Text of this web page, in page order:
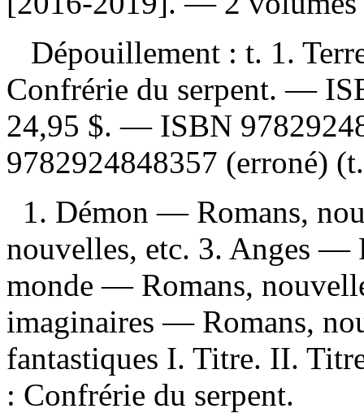
Dépouillement : t. 1.
Confrérie du serpent. —
24,95 $. — ISBN
9782924848357 (erroné)
1. Démon — Romans,
nouvelles, etc. 3. Anges —
monde — Romans,
imaginaires — Romans,
fantastiques I. Titre. II.
: Confrérie du serpent.